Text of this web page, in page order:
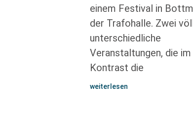
einem Festival in
der Trafohalle. Zwei
unterschiedliche
Veranstaltungen, die
Kontrast die
weiterlesen